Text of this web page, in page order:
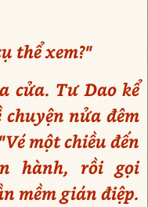
thể xem?"
cửa. Tư Dao kể
nửa đêm
một chiều đến
hành, rồi gọi
mềm gián điệp.